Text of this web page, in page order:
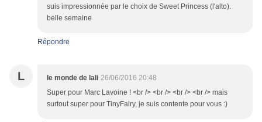
suis impressionnée par le choix de Sweet Princess (l'alto).
belle semaine
Répondre
L le monde de lali 26/06/2016 20:48
Super pour Marc Lavoine ! <br /> <br /> <br /> <br /> mais
surtout super pour TinyFairy, je suis contente pour vous :)